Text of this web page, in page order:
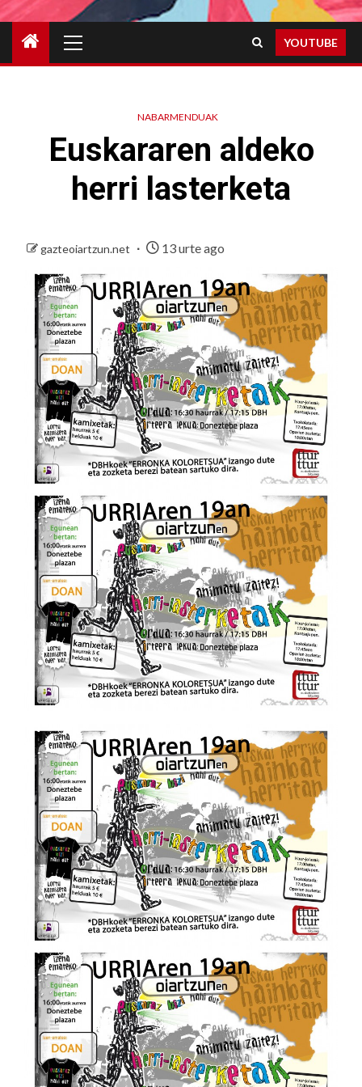
Menu
YOUTUBE
NABARMENDUAK
Euskararen aldeko
herri lasterketa
gazteoiartzun.net 13 urte ago